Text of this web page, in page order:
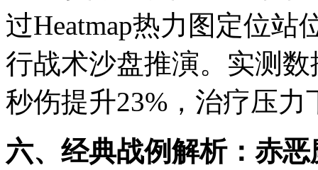
过Heatmap热力图定位站
行战术沙盘推演。实测
秒伤提升23%，治疗压力
六、经典战例解析：赤